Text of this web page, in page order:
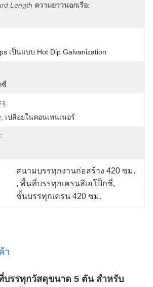
Length ความยาวนอกเรือ:
เป็นแบบ Hot Dip Galvanization
ซี่
:
เปลือยในคอนเทนเนอร์
สนามบรรทุกงานก่อสร้าง 420 ซม.
, พื้นที่บรรทุกเครนสีเอโป็กซี่,
ชั้นบรรทุกเครน 420 ซม.
า
บรรทุกวัสดุขนาด 5 ตัน สําหรับ